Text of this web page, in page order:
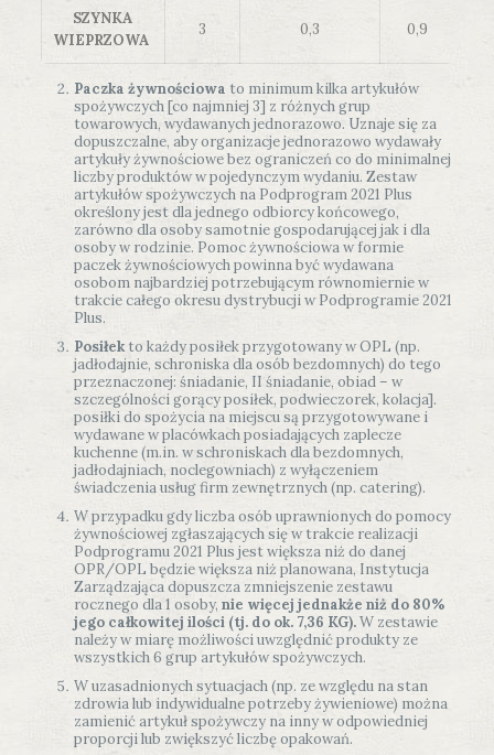
SZYNKA
WIEPRZOWA
3 0,3 0,9
Paczka żywnościowa to minimum kilka artykułów
spożywczych [co najmniej 3] z różnych grup
towarowych, wydawanych jednorazowo. Uznaje się za
dopuszczalne, aby organizacje jednorazowo wydawały
artykuły żywnościowe bez ograniczeń co do minimalnej
liczby produktów w pojedynczym wydaniu. Zestaw
artykułów spożywczych na Podprogram 2021 Plus
określony jest dla jednego odbiorcy końcowego,
zarówno dla osoby samotnie gospodarującej jak i dla
osoby w rodzinie. Pomoc żywnościowa w formie
paczek żywnościowych powinna być wydawana
osobom najbardziej potrzebującym równomiernie w
trakcie całego okresu dystrybucji w Podprogramie 2021
Plus.
Posiłek to każdy posiłek przygotowany w OPL (np.
jadłodajnie, schroniska dla osób bezdomnych) do tego
przeznaczonej: śniadanie, II śniadanie, obiad – w
szczególności gorący posiłek, podwieczorek, kolacja].
posiłki do spożycia na miejscu są przygotowywane i
wydawane w placówkach posiadających zaplecze
kuchenne (m.in. w schroniskach dla bezdomnych,
jadłodajniach, noclegowniach) z wyłączeniem
świadczenia usług firm zewnętrznych (np. catering).
W przypadku gdy liczba osób uprawnionych do pomocy
żywnościowej zgłaszających się w trakcie realizacji
Podprogramu 2021 Plus jest większa niż do danej
OPR/OPL będzie większa niż planowana, Instytucja
Zarządzająca dopuszcza zmniejszenie zestawu
rocznego dla 1 osoby,nie więcej jednakże niż do 80%
jego całkowitej ilości (tj. do ok. 7,36 KG).W zestawie
należy w miarę możliwości uwzględnić produkty ze
wszystkich 6 grup artykułów spożywczych.
W uzasadnionych sytuacjach (np. ze względu na stan
zdrowia lub indywidualne potrzeby żywieniowe) można
zamienić artykuł spożywczy na inny w odpowiedniej
proporcji lub zwiększyć liczbę opakowań.